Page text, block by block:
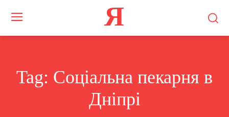
Я
Tag: Соціальна пекарня в
Дніпрі